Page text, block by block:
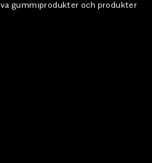
gummiprodukter och produkter